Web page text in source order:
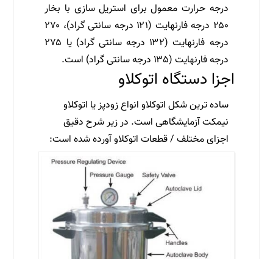
درجه حرارت معمول برای استریل سازی با بخار
۲۵۰ درجه فارنهایت (۱۲۱ درجه سانتی گراد)، ۲۷۰
درجه فارنهایت (۱۳۲ درجه سانتی گراد) یا ۲۷۵
درجه فارنهایت (۱۳۵ درجه سانتی گراد) است.
اجزا دستگاه اتوکلاو
ساده ترین شکل اتوکلاو انواع زودپز یا اتوکلاو
نیمکت آزمایشگاهی است. در زیر شرح دقیق
اجزای مختلف / قطعات اتوکلاو آورده شده است: